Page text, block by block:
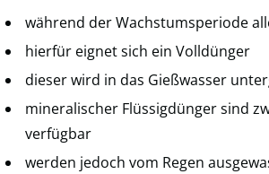
während der Wachstumsperiode
hierfür eignet sich ein Volldünger
dieser wird in das Gießwasser
mineralischer Flüssigdünger sind
verfügbar
werden jedoch vom Regen